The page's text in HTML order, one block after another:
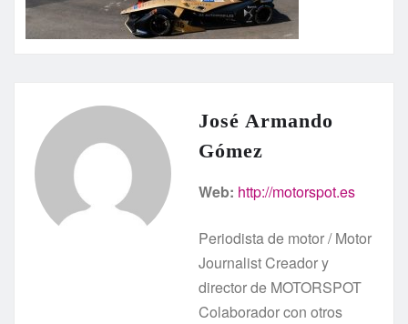
José Armando
Gómez
Web: http://motorspot.es
Periodista de motor / Motor
Journalist Creador y
director de MOTORSPOT
Colaborador con otros